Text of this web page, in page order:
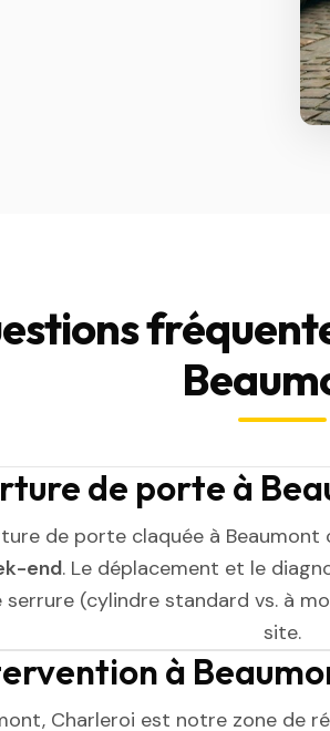
de porte à
de porte claquée à Beaumont
end. Le déplacement et le
(cylindre standard vs. à
site.
à
Charleroi est notre zone de